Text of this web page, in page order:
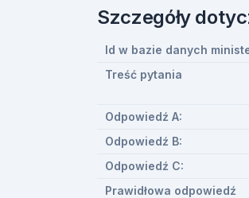
Szczegóły
Id w bazie danych
Treść pytania
Odpowiedź A:
Odpowiedź B:
Odpowiedź C:
Prawidłowa odpowiedź